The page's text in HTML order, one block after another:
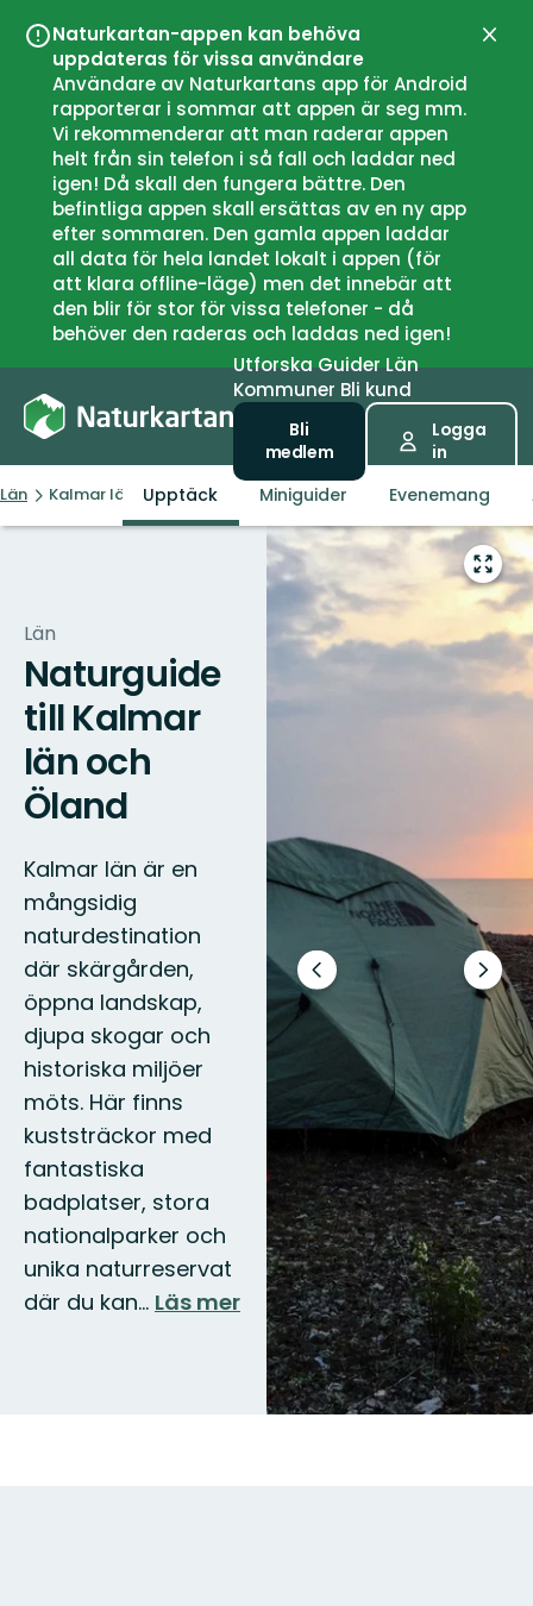
Naturkartan-appen kan behöva
uppdateras för vissa användare
Användare av Naturkartans app för Android
rapporterar i sommar att appen är seg mm.
Vi rekommenderar att man raderar appen
helt från sin telefon i så fall och laddar ned
igen! Då skall den fungera bättre. Den
befintliga appen skall ersättas av en ny app
efter sommaren. Den gamla appen laddar
all data för hela landet lokalt i appen (för
att klara offline-läge) men det innebär att
den blir för stor för vissa telefoner - då
behöver den raderas och laddas ned igen!
UtforskaGuiderLän
Kommuner Bli kund
Bli
medlem
Logga
in
Län Kalmar län och Öland
Upptäck Miniguider Evenemang
Län
Naturguide
till Kalmar
län och
Öland
Kalmar län är en
mångsidig
naturdestination
där skärgården,
öppna landskap,
djupa skogar och
historiska miljöer
möts. Här finns
kuststräckor med
fantastiska
badplatser, stora
nationalparker och
unika naturreservat
där du kan… Läs mer
Gå
till
Föregående
bild
Nästa